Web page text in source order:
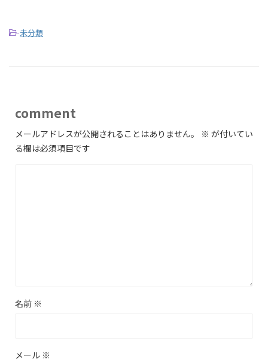
-未分類
comment
メールアドレスが公開されることはありません。 ※ が付いてい
る欄は必須項目です
名前 ※
メール ※